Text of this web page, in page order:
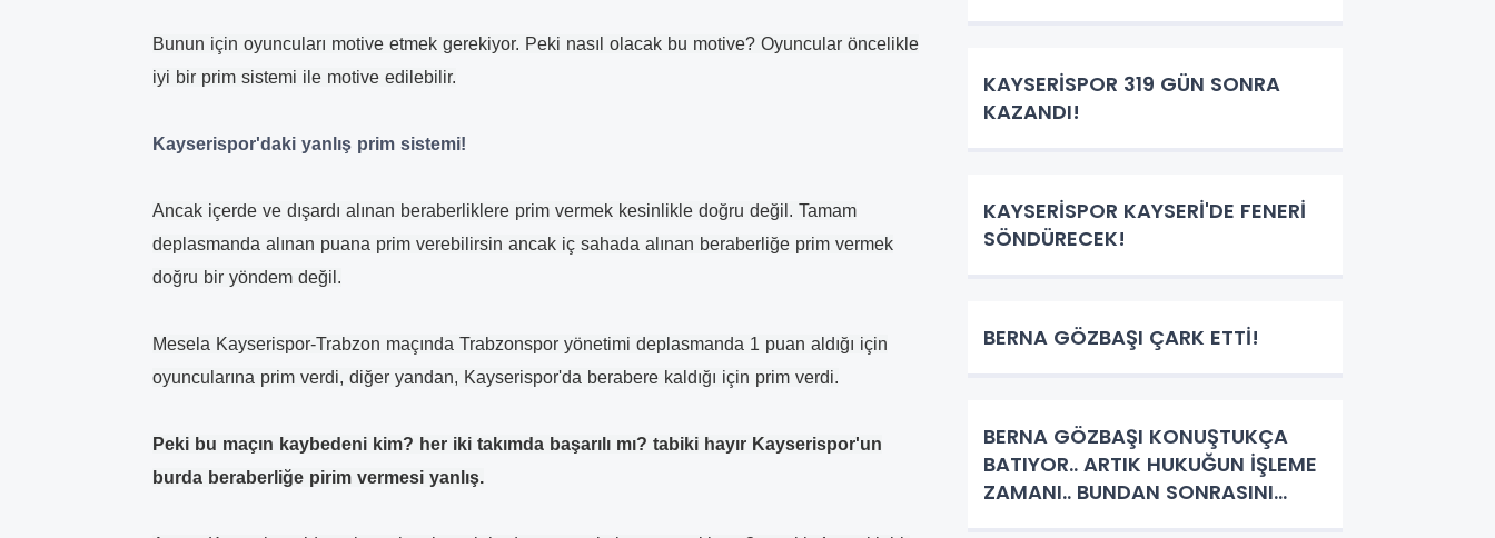
Bunun için oyuncuları motive etmek gerekiyor. Peki nasıl olacak bu motive? Oyuncular öncelikle
iyi bir prim sistemi ile motive edilebilir.
Kayserispor'daki yanlış prim sistemi!
Ancak içerde ve dışardı alınan beraberliklere prim vermek kesinlikle doğru değil. Tamam
deplasmanda alınan puana prim verebilirsin ancak iç sahada alınan beraberliğe prim vermek
doğru bir yöndem değil.
Mesela Kayserispor-Trabzon maçında Trabzonspor yönetimi deplasmanda 1 puan aldığı için
oyuncularına prim verdi, diğer yandan, Kayserispor'da berabere kaldığı için prim verdi.
Peki bu maçın kaybedeni kim? her iki takımda başarılı mı? tabiki hayır Kayserispor'un
burda beraberliğe pirim vermesi yanlış.
KAYSERİSPOR 319 GÜN SONRA
KAZANDI!
KAYSERİSPOR KAYSERİ'DE FENERİ
SÖNDÜRECEK!
BERNA GÖZBAŞI ÇARK ETTİ!
BERNA GÖZBAŞI KONUŞTUKÇA
BATIYOR.. ARTIK HUKUĞUN İŞLEME
ZAMANI.. BUNDAN SONRASINI